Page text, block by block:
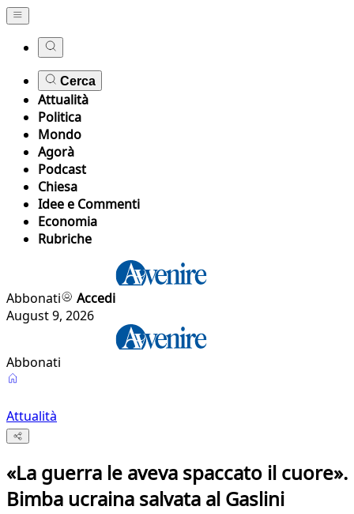
Cerca
Attualità
Politica
Mondo
Agorà
Podcast
Chiesa
Idee e Commenti
Economia
Rubriche
Abbonati
Accedi
August 9, 2026
Abbonati
Attualità
«La guerra le aveva spaccato il cuore».
Bimba ucraina salvata al Gaslini